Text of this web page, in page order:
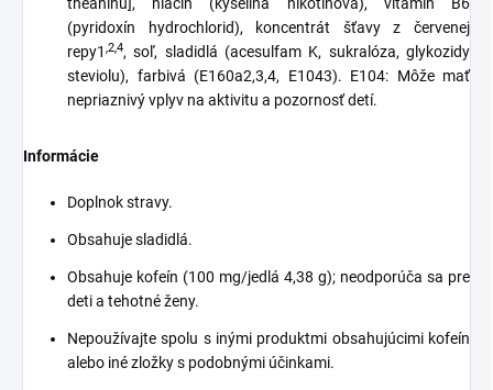
theanínu], niacín (kyselina nikotínová), vitamín B6
(pyridoxín hydrochlorid), koncentrát šťavy z červenej
repy1 ,2,4, soľ, sladidlá (acesulfam K, sukralóza, glykozidy
steviolu), farbivá (E160a2,3,4, E1043). E104: Môže mať
nepriaznivý vplyv na aktivitu a pozornosť detí.
Informácie
Doplnok stravy.
Obsahuje sladidlá.
Obsahuje kofeín (100 mg/jedlá 4,38 g); neodporúča sa pre
deti a tehotné ženy.
Nepoužívajte spolu s inými produktmi obsahujúcimi kofeín
alebo iné zložky s podobnými účinkami.